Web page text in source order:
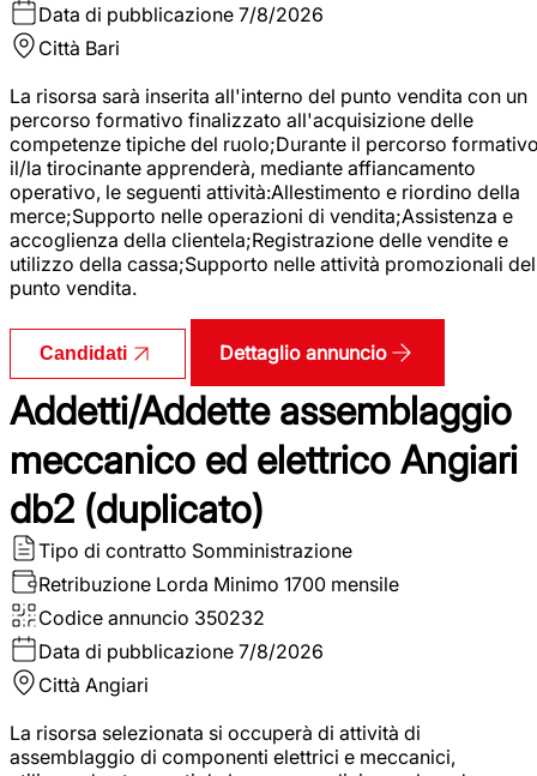
Data di pubblicazione 7/8/2026
Città Bari
La risorsa sarà inserita all'interno del punto vendita con un
percorso formativo finalizzato all'acquisizione delle
competenze tipiche del ruolo;Durante il percorso
il/la tirocinante apprenderà, mediante affiancamento
operativo, le seguenti attività:Allestimento e riordino della
merce;Supporto nelle operazioni di vendita;Assistenza e
accoglienza della clientela;Registrazione delle vendite e
utilizzo della cassa;Supporto nelle attività promozionali del
punto vendita.
Candidati Dettaglio annuncio
Addetti/Addette assemblaggio
meccanico ed elettrico Angiari
db2 (duplicato)
Tipo di contratto Somministrazione
Retribuzione Lorda Minimo 1700 mensile
Codice annuncio 350232
Data di pubblicazione 7/8/2026
Città Angiari
La risorsa selezionata si occuperà di attività di
assemblaggio di componenti elettrici e meccanici,